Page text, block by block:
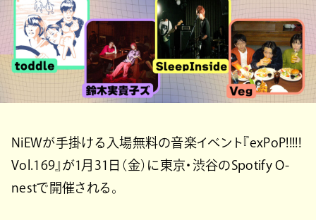
NiEWが手掛ける入場無料の音楽イベント『exPoP!!!!!
Vol.169』が1月31日（金）に東京・渋谷のSpotify O-
nestで開催される。